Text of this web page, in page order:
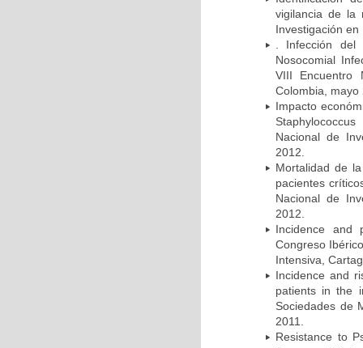
vigilancia de la
Investigación
. Infección
Nosocomial
VIII Encuentro
Colombia, mayo
Impacto
Nacional de
2012.
Mortalidad de
pacientes
Nacional de
2012.
Incidence and
Congreso
Intensiva,
Incidence and
patients in the
Sociedades de
2011.
Resistance to